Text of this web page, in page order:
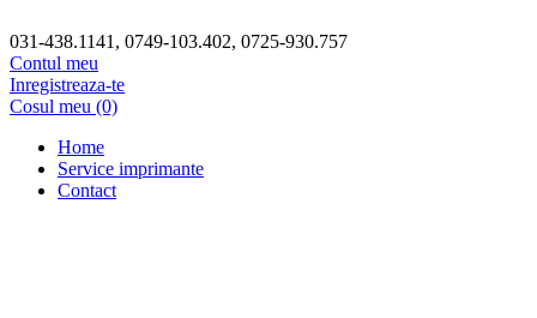
031-438.1141, 0749-103.402, 0725-930.757
Contul meu
Inregistreaza-te
Cosul meu (0)
Home
Service imprimante
Contact